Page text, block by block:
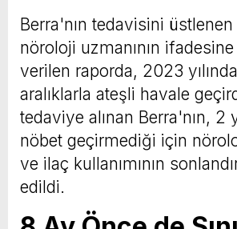
Berra'nın tedavisini
nöroloji uzmanının
verilen raporda, 2023
aralıklarla ateşli havale
tedaviye alınan Berra'nın, 2
nöbet geçirmediği için
ve ilaç kullanımının
edildi.